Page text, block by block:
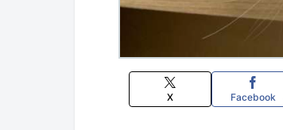
X Facebook